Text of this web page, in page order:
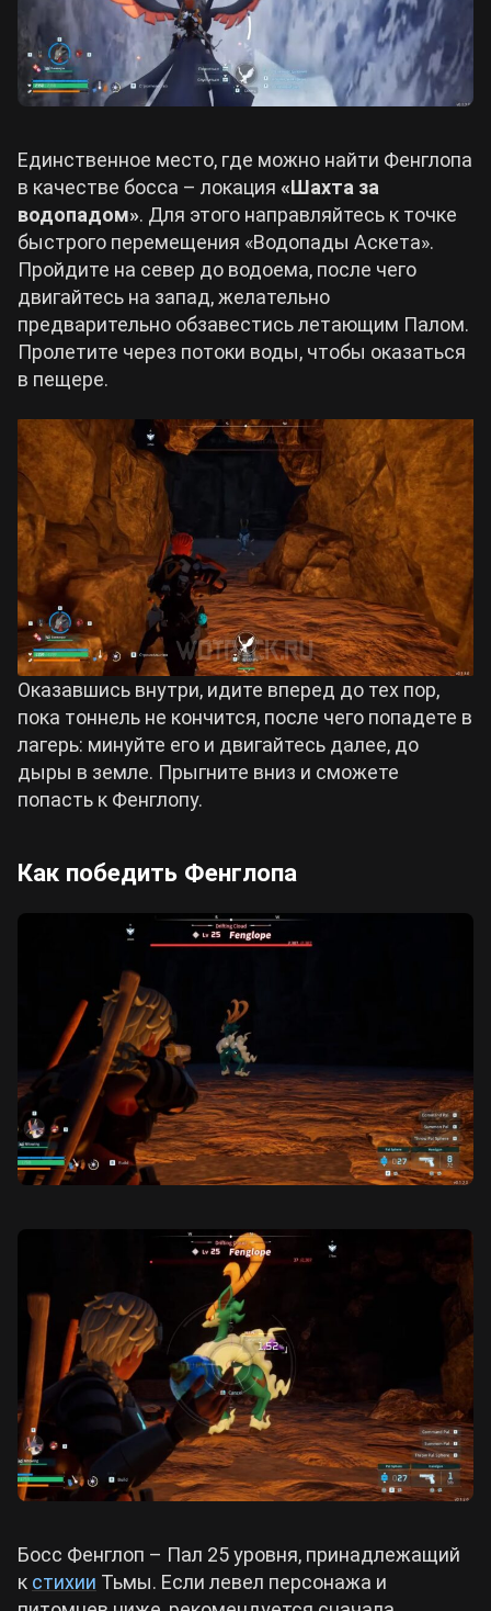
Единственное место, где можно найти Фенглопа
в качестве босса – локация «Шахта за
водопадом». Для этого направляйтесь к точке
быстрого перемещения «Водопады Аскета».
Пройдите на север до водоема, после чего
двигайтесь на запад, желательно
предварительно обзавестись летающим Палом.
Пролетите через потоки воды, чтобы оказаться
в пещере.
Оказавшись внутри, идите вперед до тех пор,
пока тоннель не кончится, после чего попадете в
лагерь: минуйте его и двигайтесь далее, до
дыры в земле. Прыгните вниз и сможете
попасть к Фенглопу.
Как победить Фенглопа
Босс Фенглоп – Пал 25 уровня, принадлежащий
к стихии Тьмы. Если левел персонажа и